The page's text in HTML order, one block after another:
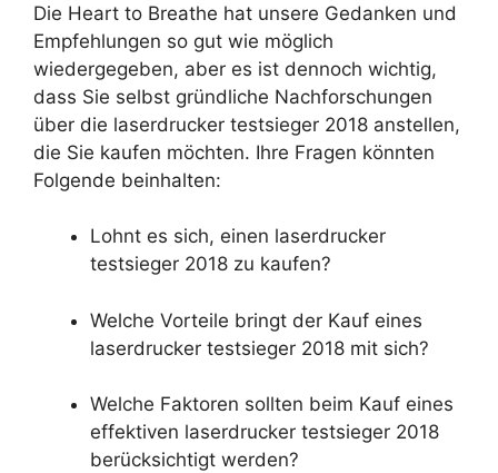
Die Heart to Breathe hat unsere Gedanken und
Empfehlungen so gut wie möglich
wiedergegeben, aber es ist dennoch wichtig,
dass Sie selbst gründliche Nachforschungen
über die laserdrucker testsieger 2018 anstellen,
die Sie kaufen möchten. Ihre Fragen könnten
Folgende beinhalten:
Lohnt es sich, einen laserdrucker
testsieger 2018 zu kaufen?
Welche Vorteile bringt der Kauf eines
laserdrucker testsieger 2018 mit sich?
Welche Faktoren sollten beim Kauf eines
effektiven laserdrucker testsieger 2018
berücksichtigt werden?